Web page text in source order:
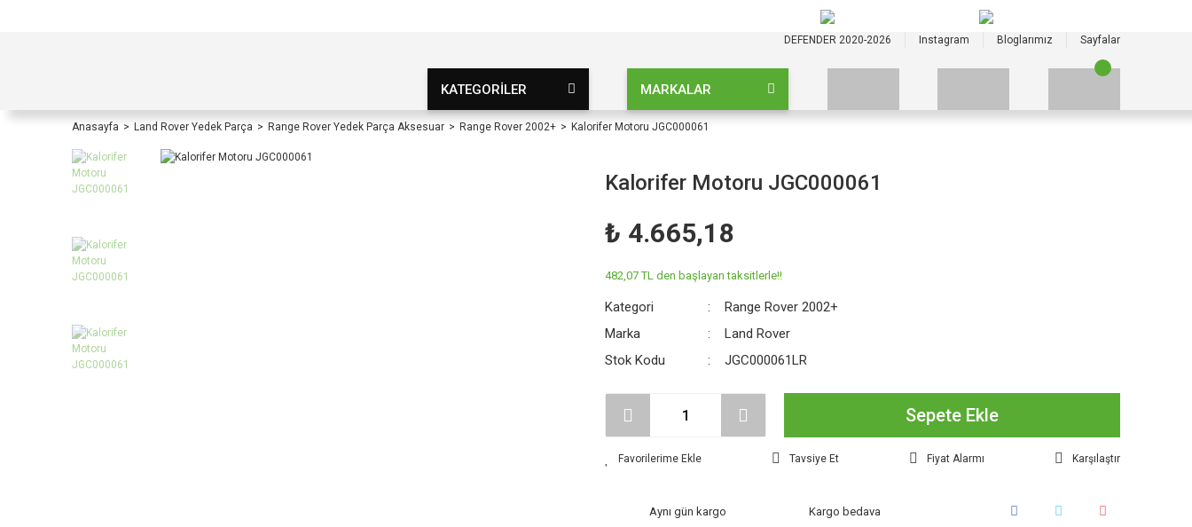
DEFENDER 2020-2026 Instagram Bloglarımız Sayfalar
KATEGORİLER MARKALAR
Anasayfa Land Rover Yedek Parça Range Rover Yedek Parça Aksesuar Range Rover 2002+ Kalorifer Motoru JGC000061
Kalorifer Motoru JGC000061
₺ 4.665,18
482,07 TL den başlayan taksitlerle!!
Kategori
Range Rover 2002+
Marka
Land Rover
Stok Kodu
JGC000061LR
Sepete Ekle
Tavsiye Et Fiyat Alarmı Karşılaştır
Aynı gün kargo Kargo bedava